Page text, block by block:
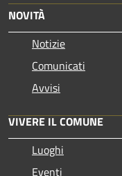
NOVITÀ
Notizie
Comunicati
Avvisi
VIVERE IL COMUNE
Luoghi
Eventi